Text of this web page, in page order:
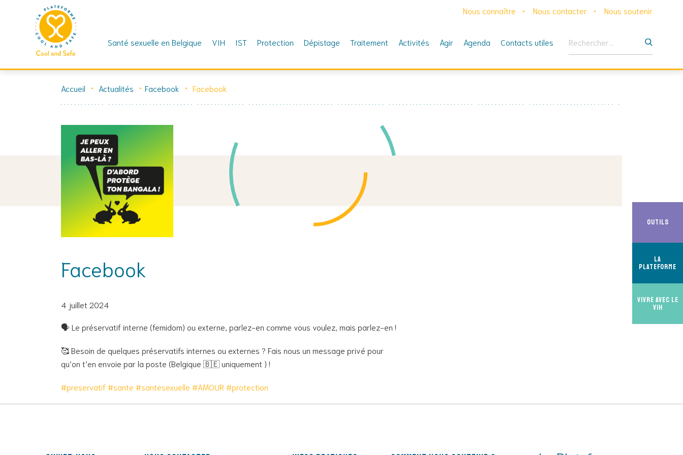
Skip
Nous connaître Nous contacter Nous soutenir
Santé sexuelle en Belgique VIH IST Protection Dépistage Traitement Activités Agir Agenda Contacts utiles
Outils
La
Plateforme
Vivre avec le
VIH
Accueil Actualités Facebook Facebook
Facebook
4 juillet 2024
🗣 Le préservatif interne (femidom) ou externe, parlez-en comme vous voulez, mais parlez-en !
🥰 Besoin de quelques préservatifs internes ou externes ? Fais nous un message privé pour
qu’on t’en envoie par la poste (Belgique 🇧🇪 uniquement ) !
#preservatif#sante #santesexuelle #AMOUR #protection